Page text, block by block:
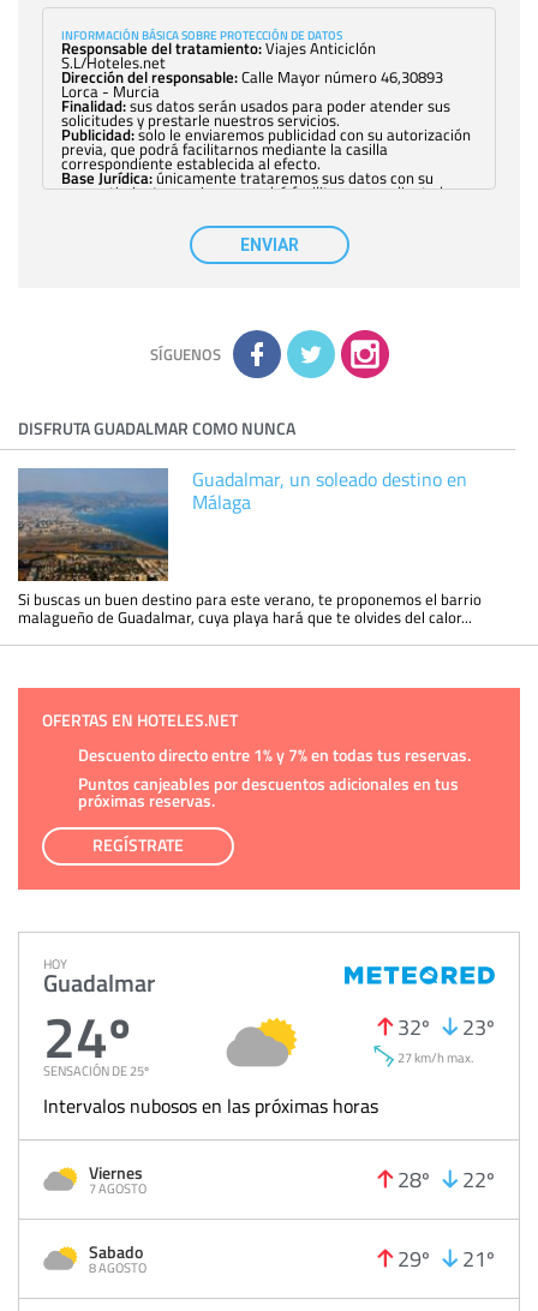
INFORMACIÓN BÁSICA SOBRE PROTECCIÓN DE DATOS
Responsable del tratamiento:Viajes Anticiclón
S.L/Hoteles.net
Dirección del responsable:Calle Mayor número 46,30893
Lorca - Murcia
Finalidad:sus datos serán usados para poder atender sus
solicitudes y prestarle nuestros servicios.
Publicidad:solo le enviaremos publicidad con su autorización
previa, que podrá facilitarnos mediante la casilla
correspondiente establecida al efecto.
Base Jurídica:únicamente trataremos sus datos con su
consentimiento previo, que podrá facilitarnos mediante la
con carácter general, sólo el personal de
nuestra entidad que esté debidamente autorizado podrá
tener conocimiento de la información que le pedimos. No se
comunicarán datos a terceros.
adicional y detallada sobre cómo tratamos sus datos en la
política de privacidad
ENVIAR
SÍGUENOS
DISFRUTA GUADALMAR COMO NUNCA
Guadalmar, un soleado destino en
Málaga
Si buscas un buen destino para este verano, te proponemos el barrio
malagueño de Guadalmar, cuya playa hará que te olvides del calor...
OFERTAS EN HOTELES.NET
Descuento directo entre 1% y 7% en todas tus reservas.
Puntos canjeables por descuentos adicionales en tus
próximas reservas.
REGÍSTRATE
HOY
Guadalmar
24º
SENSACIÓN DE 25º
32º 23º
27 km/h max.
Intervalos nubosos en las próximas horas
Viernes
7 AGOSTO 28º 22º
Sabado
8 AGOSTO 29º 21º